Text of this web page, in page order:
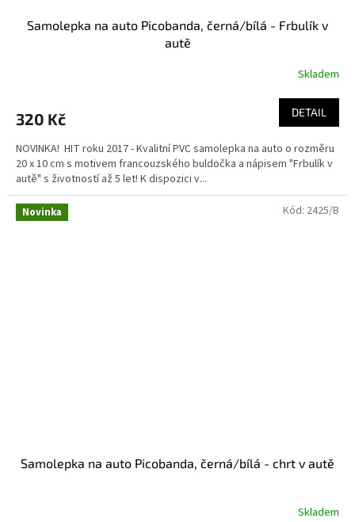
Samolepka na auto Picobanda, černá/bílá - Frbulík v
autě
Skladem
320 Kč DETAIL
NOVINKA! HIT roku 2017 - Kvalitní PVC samolepka na auto o rozměru
20 x 10 cm s motivem francouzského buldočka a nápisem "Frbulík v
autě" s životností až 5 let! K dispozici v...
Novinka
Samolepka na auto Picobanda, černá/bílá - chrt v autě
Skladem
Kód: 2425/B